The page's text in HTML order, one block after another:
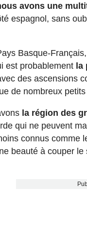
avons une
espagnol, sans
Basque-
est probablement la
des ascensions
de nombreux
la région des
qui ne peuvent
connus comme
beauté à couper